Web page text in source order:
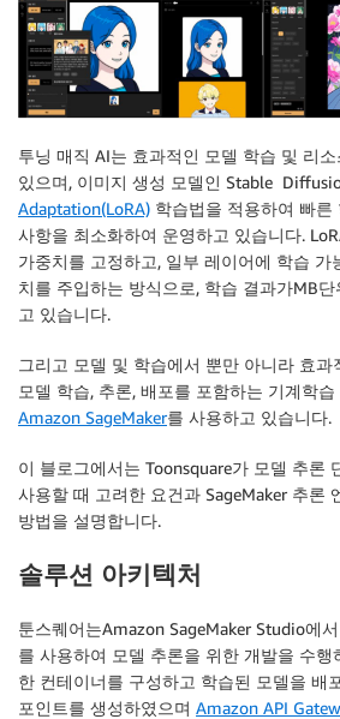
투닝 매직 AI는 효과적인 모델 학습 및 리
있으며, 이미지 생성 모델인 Stable
Adaptation(LoRA) 학습법을 적용하여 빠른
사항을 최소화하여 운영하고 있습니다.
가중치를 고정하고, 일부 레이어에 학습 가
치를 주입하는 방식으로, 학습 결과가MB
고 있습니다.
그리고 모델 및 학습에서 뿐만 아니라 효과
모델 학습, 추론, ­배포를 포함하는 기계학습
Amazon SageMaker를 사용하고 있습니다.
이 블로그에서는 Toonsquare가 모델 추론
사용할 때 고려한 요건과 SageMaker 추론
방법을 설명합니다.
솔루션 아키텍처
툰스퀘어는Amazon SageMaker Studio에
를 사용하여 모델 추론을 위한 개발을 수행
한 컨테이너를 구성하고 학습된 모델을 배
포인트를 생성하였으며 Amazon API